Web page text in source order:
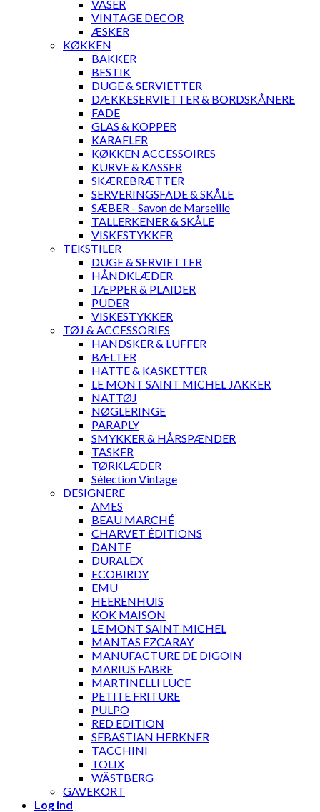
VASER
VINTAGE DECOR
ÆSKER
KØKKEN
BAKKER
BESTIK
DUGE & SERVIETTER
DÆKKESERVIETTER & BORDSKÅNERE
FADE
GLAS & KOPPER
KARAFLER
KØKKEN ACCESSOIRES
KURVE & KASSER
SKÆREBRÆTTER
SERVERINGSFADE & SKÅLE
SÆBER - Savon de Marseille
TALLERKENER & SKÅLE
VISKESTYKKER
TEKSTILER
DUGE & SERVIETTER
HÅNDKLÆDER
TÆPPER & PLAIDER
PUDER
VISKESTYKKER
TØJ & ACCESSORIES
HANDSKER & LUFFER
BÆLTER
HATTE & KASKETTER
LE MONT SAINT MICHEL JAKKER
NATTØJ
NØGLERINGE
PARAPLY
SMYKKER & HÅRSPÆNDER
TASKER
TØRKLÆDER
Sélection Vintage
DESIGNERE
AMES
BEAU MARCHÉ
CHARVET ÉDITIONS
DANTE
DURALEX
ECOBIRDY
EMU
HEERENHUIS
KOK MAISON
LE MONT SAINT MICHEL
MANTAS EZCARAY
MANUFACTURE DE DIGOIN
MARIUS FABRE
MARTINELLI LUCE
PETITE FRITURE
PULPO
RED EDITION
SEBASTIAN HERKNER
TACCHINI
TOLIX
WÄSTBERG
GAVEKORT
Log ind